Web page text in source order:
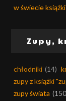
w świecie książki
Zupy,
chłodniki (14)
zupy z książki
zupy świata